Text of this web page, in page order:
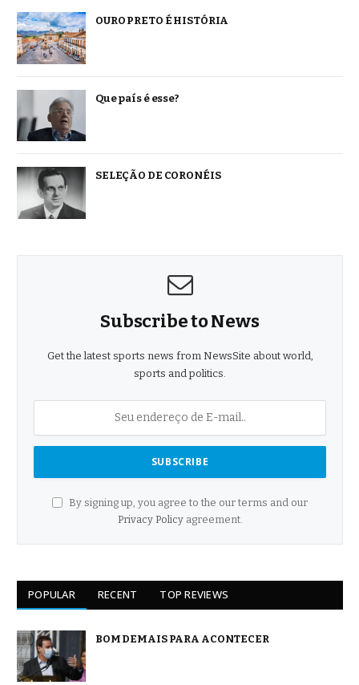
OURO PRETO É HISTÓRIA
Que país é esse?
SELEÇÃO DE CORONÉIS
Subscribe to News
Get the latest sports news from NewsSite about world,
sports and politics.
By signing up, you agree to the our terms and our
Privacy Policyagreement.
POPULAR RECENT TOP REVIEWS
BOM DEMAIS PARA ACONTECER